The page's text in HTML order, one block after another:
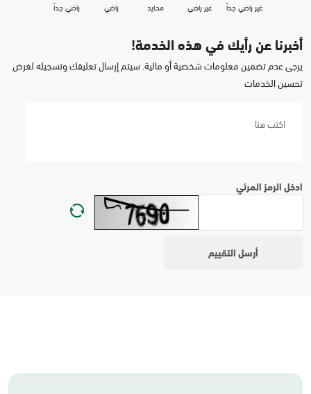
غير راضي جداّ غير راضي محايد راضي راضي جداّ
أخبرنا عن رأيك في هذه الخدمة!
يرجى عدم تضمين معلومات شخصية أو مالية. سيتم إرسال تعليقك وتسجيله لغرض
تحسين الخدمات
ادخل الرمز المرئي